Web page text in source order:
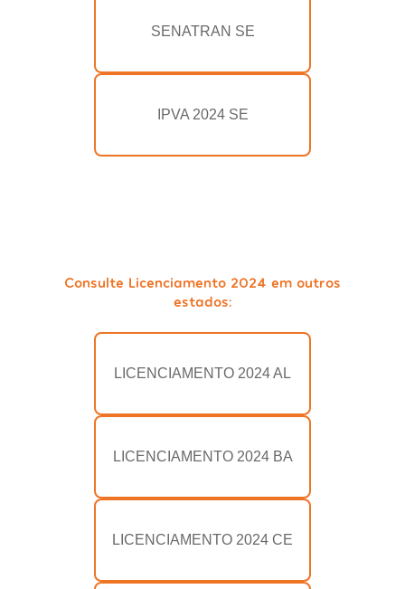
SENATRAN SE
IPVA 2024 SE
Consulte Licenciamento 2024 em outros
estados:
LICENCIAMENTO 2024 AL
LICENCIAMENTO 2024 BA
LICENCIAMENTO 2024 CE